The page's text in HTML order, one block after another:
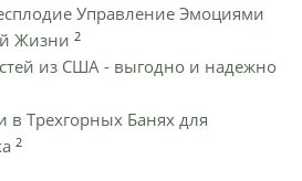
Управление Эмоциями
Жизни 2
из США - выгодно и надежно
в Трехгорных Банях для
2